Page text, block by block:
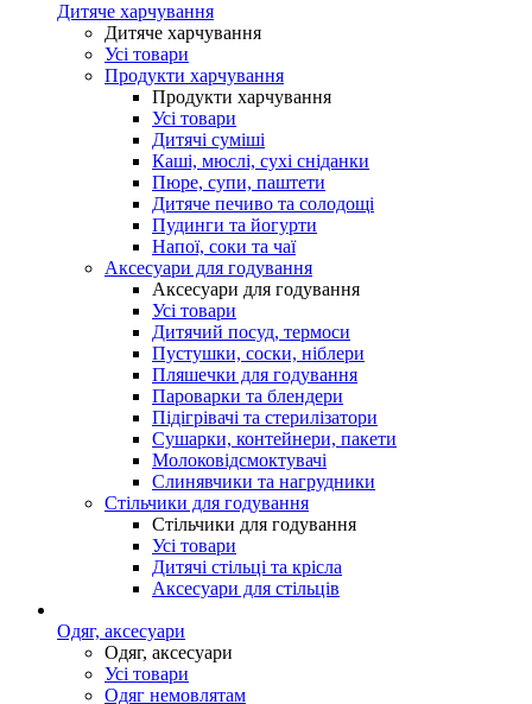
Дитяче харчування
Дитяче харчування
Усі товари
Продукти харчування
Продукти харчування
Усі товари
Дитячі суміші
Каші, мюслі, сухі сніданки
Пюре, супи, паштети
Дитяче печиво та солодощі
Пудинги та йогурти
Напої, соки та чаї
Аксесуари для годування
Аксесуари для годування
Усі товари
Дитячий посуд, термоси
Пустушки, соски, ніблери
Пляшечки для годування
Пароварки та блендери
Підігрівачі та стерилізатори
Сушарки, контейнери, пакети
Молоковідсмоктувачі
Слинявчики та нагрудники
Стільчики для годування
Стільчики для годування
Усі товари
Дитячі стільці та крісла
Аксесуари для стільців
Одяг, аксесуари
Одяг, аксесуари
Усі товари
Одяг немовлятам